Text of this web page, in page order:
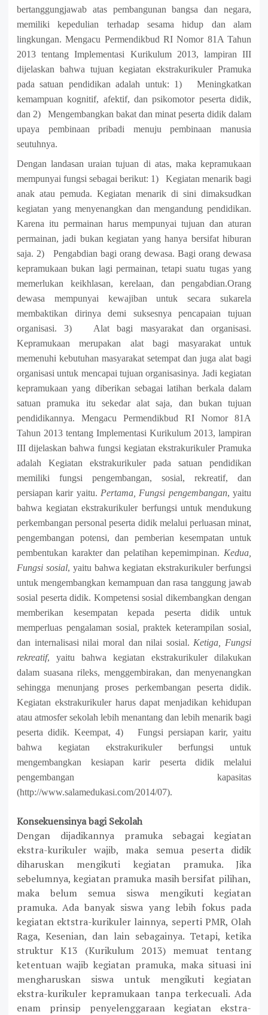
bertanggungjawab atas pembangunan bangsa dan negara,
memiliki kepedulian terhadap sesama hidup dan alam
lingkungan. Mengacu Permendikbud RI Nomor 81A Tahun
2013 tentang Implementasi Kurikulum 2013, lampiran III
dijelaskan bahwa tujuan kegiatan ekstrakurikuler Pramuka
pada satuan pendidikan adalah untuk: 1) Meningkatkan
kemampuan kognitif, afektif, dan psikomotor peserta didik,
dan 2) Mengembangkan bakat dan minat peserta didik dalam
upaya pembinaan pribadi menuju pembinaan manusia
seutuhnya.
Dengan landasan uraian tujuan di atas, maka kepramukaan
mempunyai fungsi sebagai berikut: 1) Kegiatan menarik bagi
anak atau pemuda. Kegiatan menarik di sini dimaksudkan
kegiatan yang menyenangkan dan mengandung pendidikan.
Karena itu permainan harus mempunyai tujuan dan aturan
permainan, jadi bukan kegiatan yang hanya bersifat hiburan
saja. 2) Pengabdian bagi orang dewasa. Bagi orang dewasa
kepramukaan bukan lagi permainan, tetapi suatu tugas yang
memerlukan keikhlasan, kerelaan, dan pengabdian.Orang
dewasa mempunyai kewajiban untuk secara sukarela
membaktikan dirinya demi suksesnya pencapaian tujuan
organisasi. 3) Alat bagi masyarakat dan organisasi.
Kepramukaan merupakan alat bagi masyarakat untuk
memenuhi kebutuhan masyarakat setempat dan juga alat bagi
organisasi untuk mencapai tujuan organisasinya. Jadi kegiatan
kepramukaan yang diberikan sebagai latihan berkala dalam
satuan pramuka itu sekedar alat saja, dan bukan tujuan
pendidikannya. Mengacu Permendikbud RI Nomor 81A
Tahun 2013 tentang Implementasi Kurikulum 2013, lampiran
III dijelaskan bahwa fungsi kegiatan ekstrakurikuler Pramuka
adalah Kegiatan ekstrakurikuler pada satuan pendidikan
memiliki fungsi pengembangan, sosial, rekreatif, dan
persiapan karir yaitu. Pertama, Fungsi pengembangan, yaitu
bahwa kegiatan ekstrakurikuler berfungsi untuk mendukung
perkembangan personal peserta didik melalui perluasan minat,
pengembangan potensi, dan pemberian kesempatan untuk
pembentukan karakter dan pelatihan kepemimpinan. Kedua,
Fungsi sosial, yaitu bahwa kegiatan ekstrakurikuler berfungsi
untuk mengembangkan kemampuan dan rasa tanggung jawab
sosial peserta didik. Kompetensi sosial dikembangkan dengan
memberikan kesempatan kepada peserta didik untuk
memperluas pengalaman sosial, praktek keterampilan sosial,
dan internalisasi nilai moral dan nilai sosial. Ketiga, Fungsi
rekreatif, yaitu bahwa kegiatan ekstrakurikuler dilakukan
dalam suasana rileks, menggembirakan, dan menyenangkan
sehingga menunjang proses perkembangan peserta didik.
Kegiatan ekstrakurikuler harus dapat menjadikan kehidupan
atau atmosfer sekolah lebih menantang dan lebih menarik bagi
peserta didik. Keempat, 4) Fungsi persiapan karir, yaitu
bahwa kegiatan ekstrakurikuler berfungsi untuk
mengembangkan kesiapan karir peserta didik melalui
pengembangan kapasitas
(http://www.salamedukasi.com/2014/07).
Konsekuensinya bagi Sekolah
Dengan dijadikannya pramuka sebagai kegiatan
ekstra-kurikuler wajib, maka semua peserta didik
diharuskan mengikuti kegiatan pramuka. Jika
sebelumnya, kegiatan pramuka masih bersifat pilihan,
maka belum semua siswa mengikuti kegiatan
pramuka. Ada banyak siswa yang lebih fokus pada
kegiatan ektstra-kurikuler lainnya, seperti PMR, Olah
Raga, Kesenian, dan lain sebagainya. Tetapi, ketika
struktur K13 (Kurikulum 2013) memuat tentang
ketentuan wajib kegiatan pramuka, maka situasi ini
mengharuskan siswa untuk mengikuti kegiatan
ekstra-kurikuler kepramukaan tanpa terkecuali. Ada
enam prinsip penyelenggaraan kegiatan ekstra-